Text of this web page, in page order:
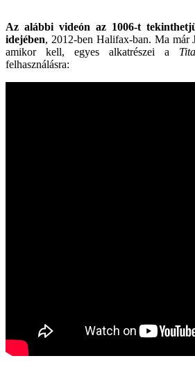
Az alábbi videón az 1006-t
idejében, 2012-ben Halifax-ban. Ma már
amikor kell, egyes alkatrészei a
felhasználásra: